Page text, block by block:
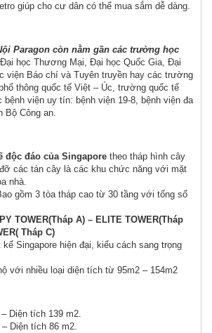
giúp cho cư dân có thể mua sắm dễ dàng.
Paragon còn nằm gần các trường học
học Thương Mại, Đại học Quốc Gia, Đại
viện Báo chí và Tuyên truyền hay các trường
thông quốc tế Việt – Úc, trường quốc tế
bệnh viện uy tín: bệnh viện 19-8, bệnh viện đa
Bộ Công an.
độc đáo của Singapore theo tháp hình cây
các tán cây là các khu chức năng với mặt
nhà.
gồm 3 tòa tháp cao từ 30 tầng với tổng số
TOWER(Tháp A) – ELITE TOWER(Tháp
Tháp C)
Singapore hiện đại, kiểu cách sang trọng
với nhiều loại diện tích từ 95m2 – 154m2
Diện tích 139 m2.
Diện tích 86 m2.